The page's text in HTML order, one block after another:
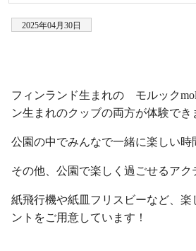
2025年04月30日
フィンランド生まれの モルック
ン生まれのクッブの両方が体験で
公園の中でみんなで一緒に楽しい時
その他、公園で楽しく過ごせるアク
紙飛行機や紙皿フリスビーなど、
ントをご用意しています！